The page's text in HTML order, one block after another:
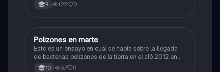
9 122 0
Biologia
Polizones en marte
Esto es un ensayo en cual se habla sobre la llegada
de bacterias polizones de la tierra en el aló 2012 en
marte
10 37 0